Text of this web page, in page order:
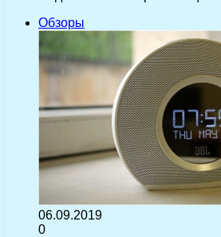
Обзоры
06.09.2019
0